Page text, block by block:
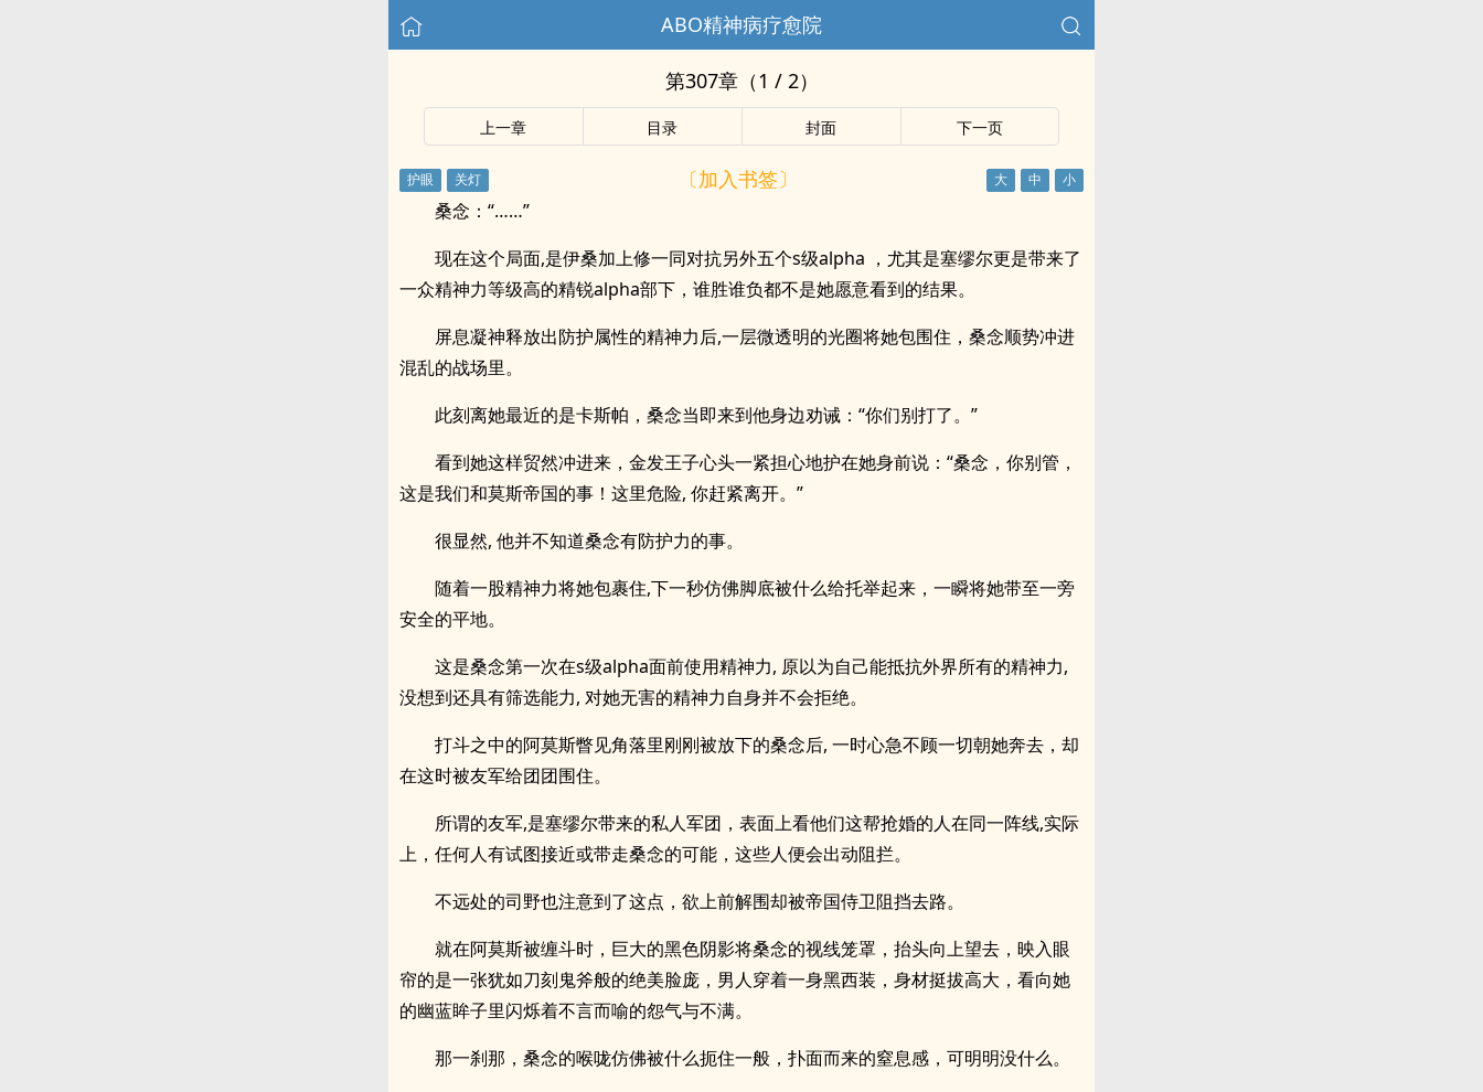
ABO精神病疗愈院
第307章（1 / 2）
上一章 目录 封面 下一页
〔加入书签〕
桑念：“……”
现在这个局面,是伊桑加上修一同对抗另外五个s级alpha ，尤其是塞缪尔更是带来了
一众精神力等级高的精锐alpha部下，谁胜谁负都不是她愿意看到的结果。
屏息凝神释放出防护属性的精神力后,一层微透明的光圈将她包围住，桑念顺势冲进
混乱的战场里。
此刻离她最近的是卡斯帕，桑念当即来到他身边劝诫：“你们别打了。”
看到她这样贸然冲进来，金发王子心头一紧担心地护在她身前说：“桑念，你别管，
这是我们和莫斯帝国的事！这里危险, 你赶紧离开。”
很显然, 他并不知道桑念有防护力的事。
随着一股精神力将她包裹住,下一秒仿佛脚底被什么给托举起来，一瞬将她带至一旁
安全的平地。
这是桑念第一次在s级alpha面前使用精神力, 原以为自己能抵抗外界所有的精神力,
没想到还具有筛选能力, 对她无害的精神力自身并不会拒绝。
打斗之中的阿莫斯瞥见角落里刚刚被放下的桑念后, 一时心急不顾一切朝她奔去，却
在这时被友军给团团围住。
所谓的友军,是塞缪尔带来的私人军团，表面上看他们这帮抢婚的人在同一阵线,实际
上，任何人有试图接近或带走桑念的可能，这些人便会出动阻拦。
不远处的司野也注意到了这点，欲上前解围却被帝国侍卫阻挡去路。
就在阿莫斯被缠斗时，巨大的黑色阴影将桑念的视线笼罩，抬头向上望去，映入眼
帘的是一张犹如刀刻鬼斧般的绝美脸庞，男人穿着一身黑西装，身材挺拔高大，看向她
的幽蓝眸子里闪烁着不言而喻的怨气与不满。
那一刹那，桑念的喉咙仿佛被什么扼住一般，扑面而来的窒息感，可明明没什么。